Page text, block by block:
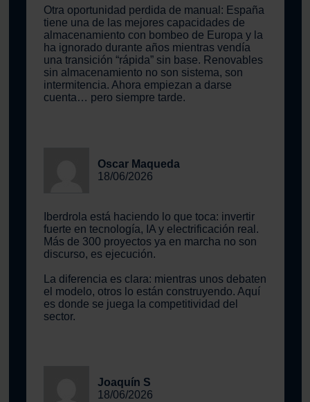
Otra oportunidad perdida de manual: España
tiene una de las mejores capacidades de
almacenamiento con bombeo de Europa y la
ha ignorado durante años mientras vendía
una transición “rápida” sin base. Renovables
sin almacenamiento no son sistema, son
intermitencia. Ahora empiezan a darse
cuenta… pero siempre tarde.
Oscar Maqueda
18/06/2026
Iberdrola está haciendo lo que toca: invertir
fuerte en tecnología, IA y electrificación real.
Más de 300 proyectos ya en marcha no son
discurso, es ejecución.
La diferencia es clara: mientras unos debaten
el modelo, otros lo están construyendo. Aquí
es donde se juega la competitividad del
sector.
Joaquín S
18/06/2026